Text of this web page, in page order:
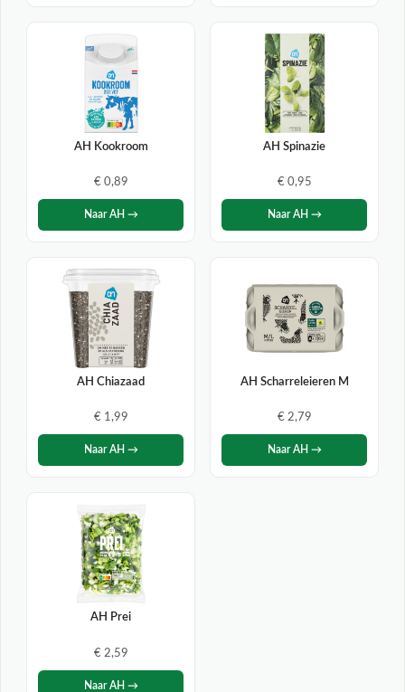
AH Kookroom
€ 0,89
Naar AH →
AH Spinazie
€ 0,95
Naar AH →
AH Chiazaad
€ 1,99
Naar AH →
AH Scharreleieren M
€ 2,79
Naar AH →
AH Prei
€ 2,59
Naar AH →